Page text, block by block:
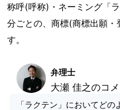
称呼(呼称)・ネーミング「
分ごとの、商標(商標出願
す。
弁理士
大瀬 佳之のコメ
「ラクテン」においてど